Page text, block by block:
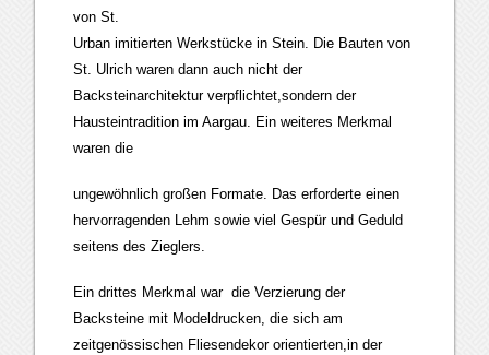
von St.
Urban imitierten Werkstücke in Stein. Die Bauten von
St. Ulrich waren dann auch nicht der
Backsteinarchitektur verpflichtet,sondern der
Hausteintradition im Aargau. Ein weiteres Merkmal
waren die
ungewöhnlich großen Formate. Das erforderte einen
hervorragenden Lehm sowie viel Gespür und Geduld
seitens des Zieglers.
Ein drittes Merkmal war die Verzierung der
Backsteine mit Modeldrucken, die sich am
zeitgenössischen Fliesendekor orientierten,in der